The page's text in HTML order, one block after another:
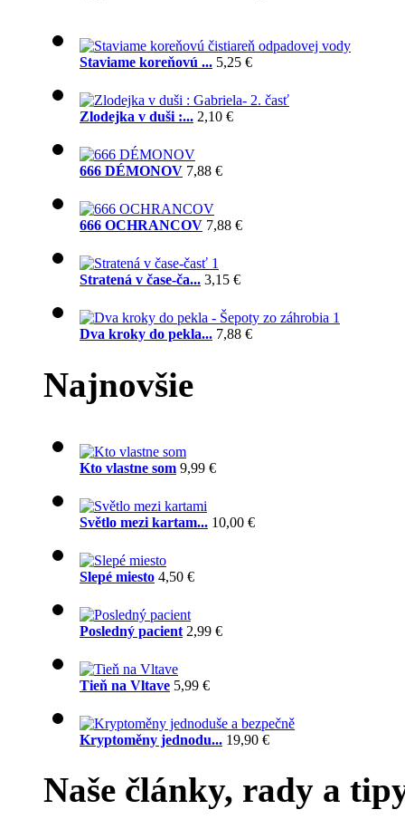
Staviame koreňovú ... 5,25 €
Zlodejka v duši :... 2,10 €
666 DÉMONOV 7,88 €
666 OCHRANCOV 7,88 €
Stratená v čase-ča... 3,15 €
Dva kroky do pekla... 7,88 €
Najnovšie
Kto vlastne som 9,99 €
Světlo mezi kartam... 10,00 €
Slepé miesto 4,50 €
Posledný pacient 2,99 €
Tieň na Vltave 5,99 €
Kryptoměny jednodu... 19,90 €
Naše články, rady a